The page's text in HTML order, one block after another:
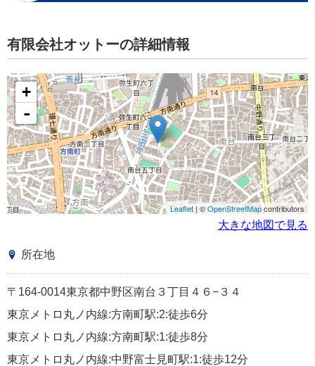
有限会社オットーの詳細情報
+
-
Leaflet| ©OpenStreetMapcontributors
大きな地図で見る
所在地
〒164-0014東京都中野区南台３丁目４６−３４
東京メトロ丸ノ内線:方南町駅:2:徒歩6分
東京メトロ丸ノ内線:方南町駅:1:徒歩8分
東京メトロ丸ノ内線:中野富士見町駅:1:徒歩12分